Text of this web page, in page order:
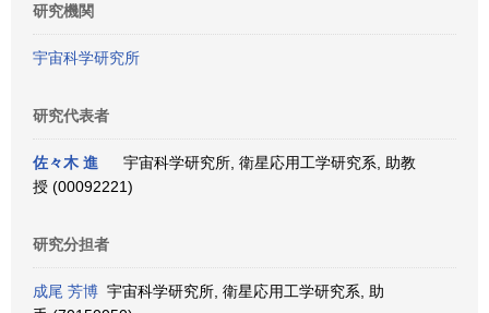
研究機関
宇宙科学研究所
研究代表者
佐々木 進
宇宙科学研究所, 衛星応用工学研究系, 助教
授 (00092221)
研究分担者
成尾 芳博 宇宙科学研究所, 衛星応用工学研究系, 助